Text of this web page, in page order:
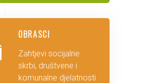
OBRASCI
Zahtjevi socijalne
skrbi, društvene i
komunalne djelatnosti